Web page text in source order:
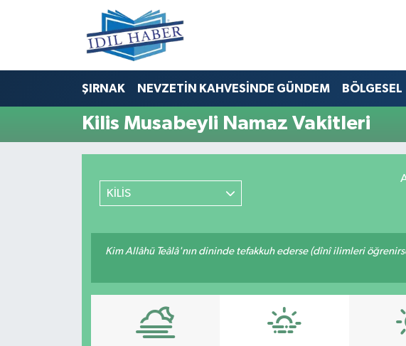
ŞIRNAK NEVZETİN KAHVESİNDE GÜNDEM BÖLGESEL
Kilis Musabeyli Namaz Vakitleri
KİLİS
Kim Allâhü Teâlâ'nın dininde tefakkuh ederse (dînî ilimleri
Nöbetçi Eczaneler
Hava Durumu
Trafik Durumu
Tüm Manşetler
Son Dakika Haberleri